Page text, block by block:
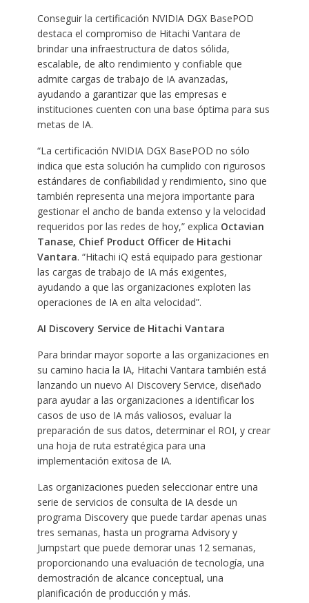
Conseguir la certificación NVIDIA DGX BasePOD
destaca el compromiso de Hitachi Vantara de
brindar una infraestructura de datos sólida,
escalable, de alto rendimiento y confiable que
admite cargas de trabajo de IA avanzadas,
ayudando a garantizar que las empresas e
instituciones cuenten con una base óptima para sus
metas de IA.
“La certificación NVIDIA DGX BasePOD no sólo
indica que esta solución ha cumplido con rigurosos
estándares de confiabilidad y rendimiento, sino que
también representa una mejora importante para
gestionar el ancho de banda extenso y la velocidad
requeridos por las redes de hoy,” explica Octavian
Tanase, Chief Product Officer de Hitachi
Vantara. “Hitachi iQ está equipado para gestionar
las cargas de trabajo de IA más exigentes,
ayudando a que las organizaciones exploten las
operaciones de IA en alta velocidad”.
AI Discovery Service de Hitachi Vantara
Para brindar mayor soporte a las organizaciones en
su camino hacia la IA, Hitachi Vantara también está
lanzando un nuevo AI Discovery Service, diseñado
para ayudar a las organizaciones a identificar los
casos de uso de IA más valiosos, evaluar la
preparación de sus datos, determinar el ROI, y crear
una hoja de ruta estratégica para una
implementación exitosa de IA.
Las organizaciones pueden seleccionar entre una
serie de servicios de consulta de IA desde un
programa Discovery que puede tardar apenas unas
tres semanas, hasta un programa Advisory y
Jumpstart que puede demorar unas 12 semanas,
proporcionando una evaluación de tecnología, una
demostración de alcance conceptual, una
planificación de producción y más.